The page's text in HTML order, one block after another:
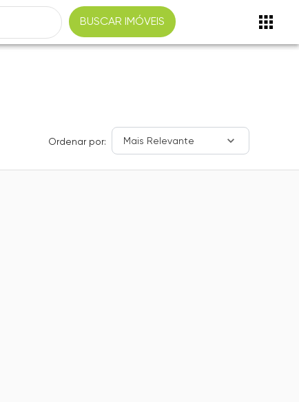
BUSCAR IMÓVEIS
Ordenar por: Mais Relevante